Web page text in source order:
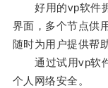
好用的vp软件拥
界面，多个节点供
随时为用户提供帮助
通过试用vp软件
个人网络安全。